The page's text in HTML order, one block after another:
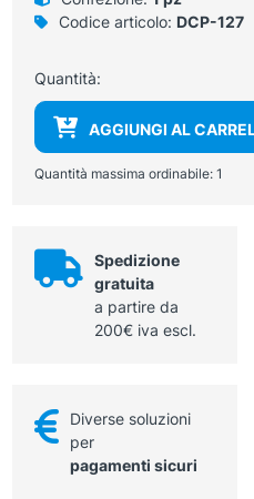
Codice articolo: DCP-127
Quantità:
AGGIUNGI AL
Quantità massima ordinabile: 1
Spedizione
gratuita
a partire da
200€ iva escl.
Diverse soluzioni
per
pagamenti sicuri